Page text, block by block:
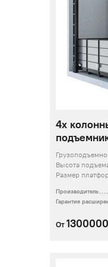
4х
Высота
Размер
Производитель
Гарантия
От 1300000